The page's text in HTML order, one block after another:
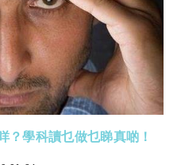
？學科讀乜做乜睇真啲！